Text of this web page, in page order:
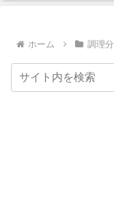
ホーム 調理